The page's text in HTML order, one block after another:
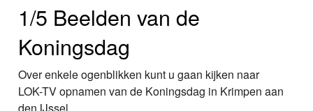
1/5 Beelden van de
Koningsdag
Over enkele ogenblikken kunt u gaan kijken naar
LOK-TV opnamen van de Koningsdag in Krimpen aan
den IJssel.